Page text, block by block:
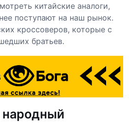
китайские аналоги,
поступают на наш рынок.
кроссоверов, которые с
братьев.
народный